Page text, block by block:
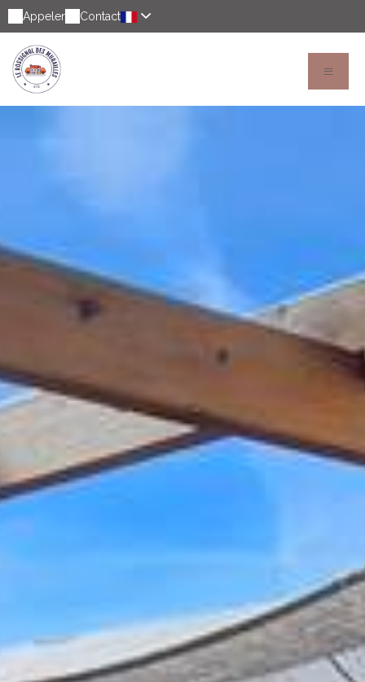
Appeler Contact